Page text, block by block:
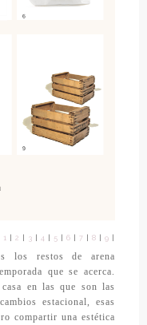
1 2 3 4 5 6 7 8 9
los restos de arena
que se acerca.
en las que son las
estacional, esas
compartir una estética